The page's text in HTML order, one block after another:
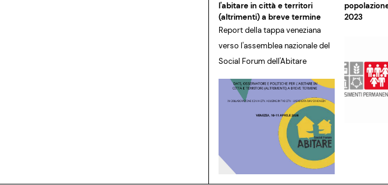
l'abitare in città e territori
(altrimenti) a breve termine
Report della tappa veneziana
verso l'assemblea nazionale del
Social Forum dell'Abitare
2023